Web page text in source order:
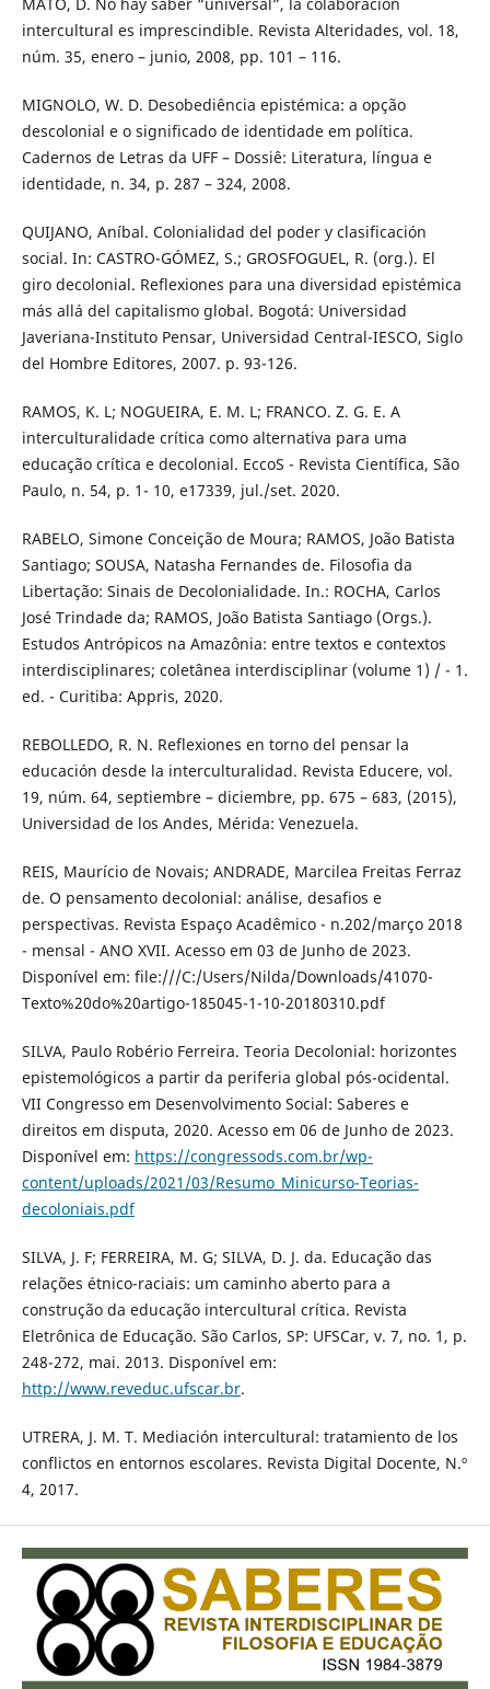
intercultural es imprescindible. Revista Alteridades, vol. 18,
núm. 35, enero – junio, 2008, pp. 101 – 116.
MIGNOLO, W. D. Desobediência epistémica: a opção
descolonial e o significado de identidade em política.
Cadernos de Letras da UFF – Dossiê: Literatura, língua e
identidade, n. 34, p. 287 – 324, 2008.
QUIJANO, Aníbal. Colonialidad del poder y clasificación
social. In: CASTRO-GÓMEZ, S.; GROSFOGUEL, R. (org.). El
giro decolonial. Reflexiones para una diversidad epistémica
más allá del capitalismo global. Bogotá: Universidad
Javeriana-Instituto Pensar, Universidad Central-IESCO, Siglo
del Hombre Editores, 2007. p. 93-126.
RAMOS, K. L; NOGUEIRA, E. M. L; FRANCO. Z. G. E. A
interculturalidade crítica como alternativa para uma
educação crítica e decolonial. EccoS - Revista Científica, São
Paulo, n. 54, p. 1- 10, e17339, jul./set. 2020.
RABELO, Simone Conceição de Moura; RAMOS, João Batista
Santiago; SOUSA, Natasha Fernandes de. Filosofia da
Libertação: Sinais de Decolonialidade. In.: ROCHA, Carlos
José Trindade da; RAMOS, João Batista Santiago (Orgs.).
Estudos Antrópicos na Amazônia: entre textos e contextos
interdisciplinares; coletânea interdisciplinar (volume 1) / - 1.
ed. - Curitiba: Appris, 2020.
REBOLLEDO, R. N. Reflexiones en torno del pensar la
educación desde la interculturalidad. Revista Educere, vol.
19, núm. 64, septiembre – diciembre, pp. 675 – 683, (2015),
Universidad de los Andes, Mérida: Venezuela.
REIS, Maurício de Novais; ANDRADE, Marcilea Freitas Ferraz
de. O pensamento decolonial: análise, desafios e
perspectivas. Revista Espaço Acadêmico - n.202/março 2018
- mensal - ANO XVII. Acesso em 03 de Junho de 2023.
Disponível em: file:///C:/Users/Nilda/Downloads/41070-
Texto%20do%20artigo-185045-1-10-20180310.pdf
SILVA, Paulo Robério Ferreira. Teoria Decolonial: horizontes
epistemológicos a partir da periferia global pós-ocidental.
VII Congresso em Desenvolvimento Social: Saberes e
direitos em disputa, 2020. Acesso em 06 de Junho de 2023.
Disponível em: https://congressods.com.br/wp-
content/uploads/2021/03/Resumo_Minicurso-Teorias-
decoloniais.pdf
SILVA, J. F; FERREIRA, M. G; SILVA, D. J. da. Educação das
relações étnico-raciais: um caminho aberto para a
construção da educação intercultural crítica. Revista
Eletrônica de Educação. São Carlos, SP: UFSCar, v. 7, no. 1, p.
248-272, mai. 2013. Disponível em:
http://www.reveduc.ufscar.br.
UTRERA, J. M. T. Mediación intercultural: tratamiento de los
conflictos en entornos escolares. Revista Digital Docente, N.º
4, 2017.